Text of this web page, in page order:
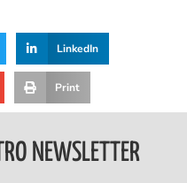
LinkedIn
Print
NEWSLETTER